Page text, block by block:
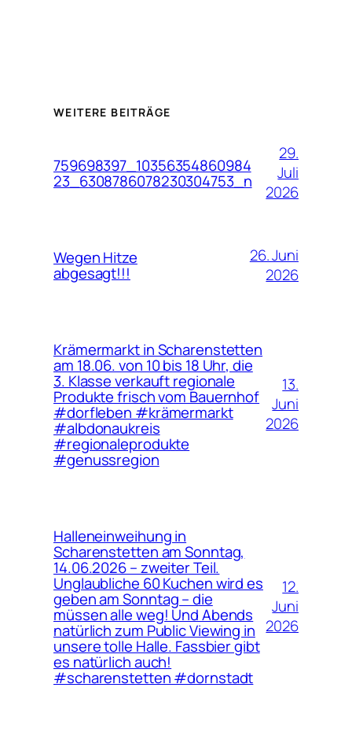
WEITERE BEITRÄGE
759698397_10356354860984
23_6308786078230304753_n
29.
Juli
2026
Wegen Hitze
abgesagt!!!
26. Juni
2026
Krämermarkt in Scharenstetten
am 18.06. von 10 bis 18 Uhr, die
3. Klasse verkauft regionale
Produkte frisch vom Bauernhof
#dorfleben #krämermarkt
#albdonaukreis
#regionaleprodukte
#genussregion
13.
Juni
2026
Halleneinweihung in
Scharenstetten am Sonntag,
14.06.2026 – zweiter Teil.
Unglaubliche 60 Kuchen wird es
geben am Sonntag – die
müssen alle weg! Und Abends
natürlich zum Public Viewing in
unsere tolle Halle. Fassbier gibt
es natürlich auch!
#scharenstetten #dornstadt
12.
Juni
2026